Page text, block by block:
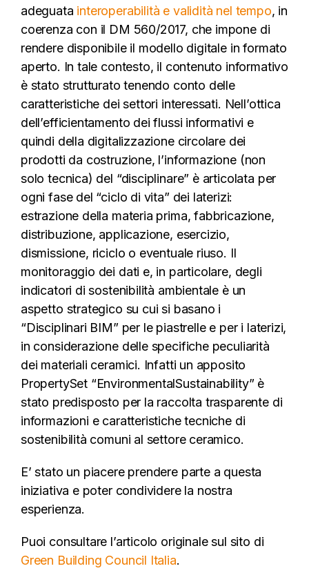
adeguata interoperabilità e validità nel tempo, in
coerenza con il DM 560/2017, che impone di
rendere disponibile il modello digitale in formato
aperto. In tale contesto, il contenuto informativo
è stato strutturato tenendo conto delle
caratteristiche dei settori interessati. Nell’ottica
dell’efficientamento dei flussi informativi e
quindi della digitalizzazione circolare dei
prodotti da costruzione, l’informazione (non
solo tecnica) del “disciplinare” è articolata per
ogni fase del “ciclo di vita” dei laterizi:
estrazione della materia prima, fabbricazione,
distribuzione, applicazione, esercizio,
dismissione, riciclo o eventuale riuso. Il
monitoraggio dei dati e, in particolare, degli
indicatori di sostenibilità ambientale è un
aspetto strategico su cui si basano i
“Disciplinari BIM” per le piastrelle e per i laterizi,
in considerazione delle specifiche peculiarità
dei materiali ceramici. Infatti un apposito
PropertySet “EnvironmentalSustainability” è
stato predisposto per la raccolta trasparente di
informazioni e caratteristiche tecniche di
sostenibilità comuni al settore ceramico.
E’ stato un piacere prendere parte a questa
iniziativa e poter condividere la nostra
esperienza.
Puoi consultare l’articolo originale sul sito di
Green Building Council Italia.